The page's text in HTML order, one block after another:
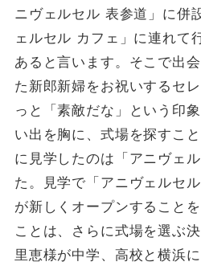
ニヴェルセル 表参道」に併
ェルセル カフェ」に連れて
あると言います。そこで出
た新郎新婦をお祝いするセ
っと「素敵だな」という印
い出を胸に、式場を探すこ
に見学したのは「アニヴェ
た。見学で「アニヴェルセ
が新しくオープンすること
ことは、さらに式場を選ぶ
里恵様が中学、高校と横浜